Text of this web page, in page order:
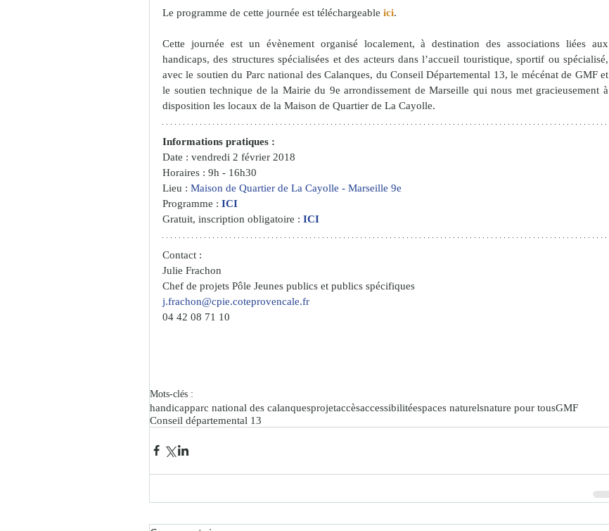
Le programme de cette journée est téléchargeable ici.
Cette journée est un évènement organisé localement, à destination des associations liées aux
handicaps, des structures spécialisées et des acteurs dans l’accueil touristique, sportif ou spécialisé,
avec le soutien du Parc national des Calanques, du Conseil Départemental 13, le mécénat de GMF et
le soutien technique de la Mairie du 9e arrondissement de Marseille qui nous met gracieusement à
disposition les locaux de la Maison de Quartier de La Cayolle.
Informations pratiques :
Date : vendredi 2 février 2018
Horaires : 9h - 16h30
Lieu : Maison de Quartier de La Cayolle - Marseille 9e
Programme : ICI
Gratuit, inscription obligatoire : ICI
Contact :
Julie Frachon
Chef de projets Pôle Jeunes publics et publics spécifiques
j.frachon@cpie.coteprovencale.fr
04 42 08 71 10
Mots-clés :
handicapparc national des calanquesprojetaccèsaccessibilitéespaces naturelsnature pour tousGMF
Conseil départemental 13